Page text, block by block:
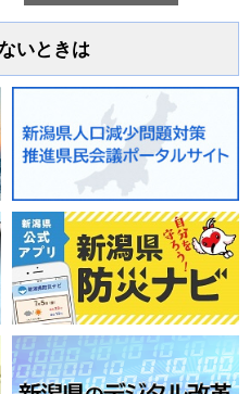
いときは